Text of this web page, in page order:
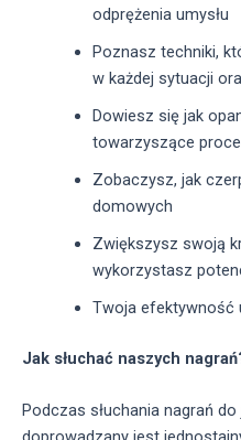
odprężenia umysłu
Poznasz techniki,
w każdej sytuacji
Dowiesz się jak
towarzyszące
Zobaczysz, jak
domowych
Zwiększysz swoją
wykorzystasz
Twoja efektywność
Jak słuchać naszych
Podczas słuchania nagrań